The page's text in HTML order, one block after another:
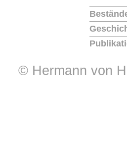
© Hermann von